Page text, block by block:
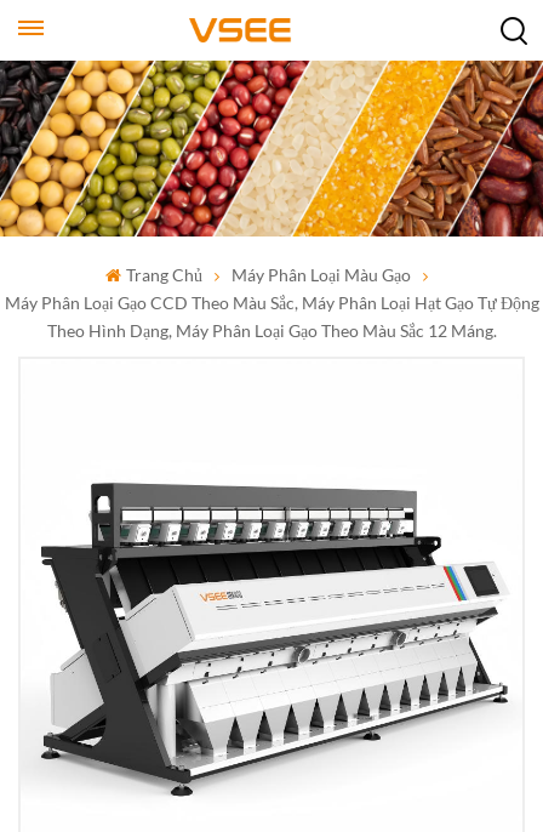
Trang Chủ
Máy Phân Loại Màu Gạo
Máy Phân Loại Gạo CCD Theo Màu Sắc, Máy Phân Loại Hạt Gạo Tự Động
Theo Hình Dạng, Máy Phân Loại Gạo Theo Màu Sắc 12 Máng.